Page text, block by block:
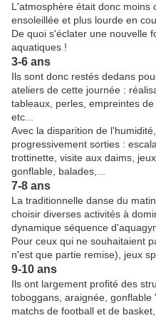
L'atmosphère était donc moins
ensoleillée et plus lourde en
De quoi s'éclater une nouvelle
aquatiques !
3-6 ans
Ils sont donc restés dedans
ateliers de cette journée :
tableaux, perles, empreintes
etc...
Avec la disparition de
progressivement sorties :
trottinette, visite aux daims,
gonflable, balades,...
7-8 ans
La traditionnelle danse du
choisir diverses activités à
dynamique séquence
Pour ceux qui ne souhaitaient
n'est que partie remise), jeux
9-10 ans
Ils ont largement profité des
toboggans, araignée, gonflable
matchs de football et de